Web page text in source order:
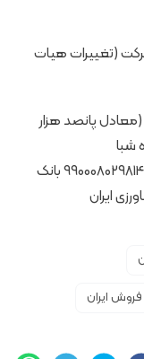
(تغییرات هیات
5 میلیون ریال (معادل پانصد هزار
به شماره شبا
IR460120000000001515115115 با شناسه واریز 9900080298147 بانک
ایران
ایران